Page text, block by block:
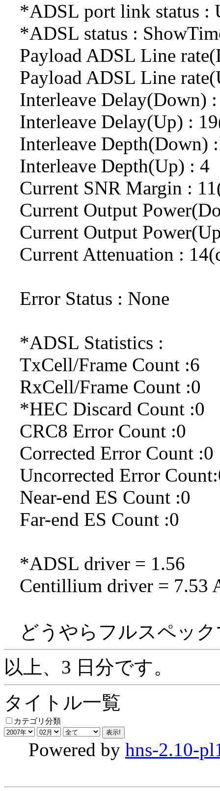
*ADSL port link status :
*ADSL status :
Payload ADSL Line
Payload ADSL Line
Interleave Delay(Down)
Interleave Delay(Up) :
Interleave Depth(Down)
Interleave Depth(Up) : 4
Current SNR Margin :
Current Output
Current Output
Current Attenuation :
Error Status : None
*ADSL Statistics :
TxCell/Frame Count :6
RxCell/Frame Count :0
*HEC Discard Count :0
CRC8 Error Count :0
Corrected Error Count :0
Uncorrected Error
Near-end ES Count :0
Far-end ES Count :0
*ADSL driver = 1.56
Centillium driver = 7.53
どうやらフルスペッ
以上、3 日分です。
タイトル一覧
カテゴリ分類
Powered by hns-2.10-